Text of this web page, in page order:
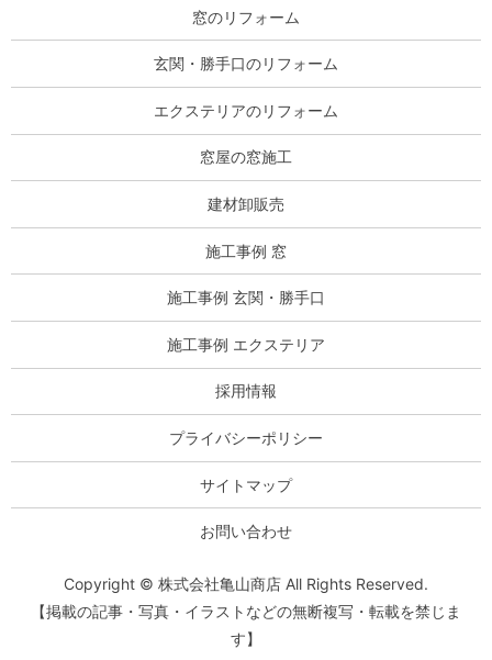
窓のリフォーム
玄関・勝手口のリフォーム
エクステリアのリフォーム
窓屋の窓施工
建材卸販売
施工事例 窓
施工事例 玄関・勝手口
施工事例 エクステリア
採用情報
プライバシーポリシー
サイトマップ
お問い合わせ
Copyright © 株式会社亀山商店 All Rights Reserved.
【掲載の記事・写真・イラストなどの無断複写・転載を禁じま
す】